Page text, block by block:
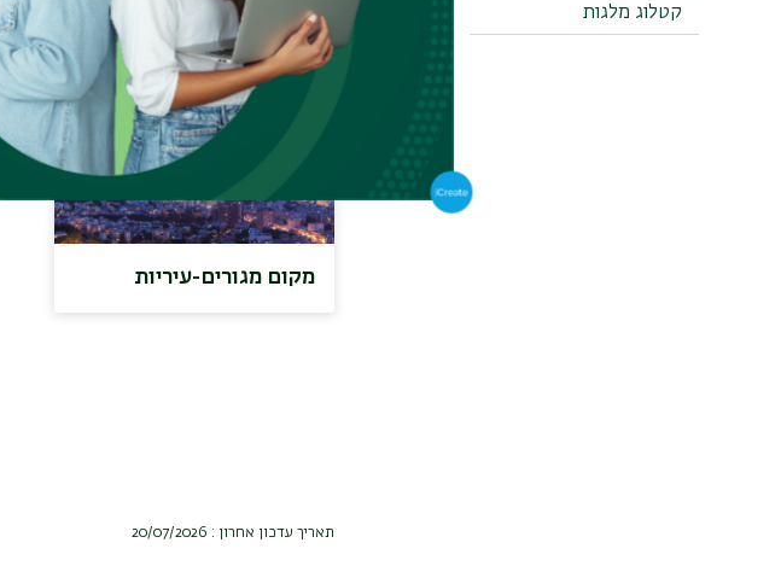
קטלוג מלגות
מקום מגורים-עיריות
תאריך עדכון אחרון : 20/07/2026